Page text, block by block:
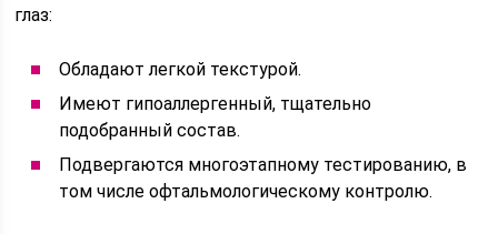
глаз:
Обладают легкой текстурой.
Имеют гипоаллергенный, тщательно
подобранный состав.
Подвергаются многоэтапному тестированию, в
том числе офтальмологическому контролю.